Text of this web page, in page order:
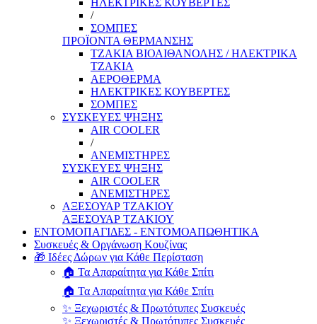
ΗΛΕΚΤΡΙΚΕΣ ΚΟΥΒΕΡΤΕΣ
/
ΣΟΜΠΕΣ
ΠΡΟΪΟΝΤΑ ΘΕΡΜΑΝΣΗΣ
ΤΖΑΚΙΑ ΒΙΟΑΙΘΑΝΟΛΗΣ / ΗΛΕΚΤΡΙΚΑ
ΤΖΑΚΙΑ
ΑΕΡΟΘΕΡΜΑ
ΗΛΕΚΤΡΙΚΕΣ ΚΟΥΒΕΡΤΕΣ
ΣΟΜΠΕΣ
ΣΥΣΚΕΥΕΣ ΨΗΞΗΣ
AIR COOLER
/
ΑΝΕΜΙΣΤΗΡΕΣ
ΣΥΣΚΕΥΕΣ ΨΗΞΗΣ
AIR COOLER
ΑΝΕΜΙΣΤΗΡΕΣ
ΑΞΕΣΟΥΑΡ ΤΖΑΚΙΟΥ
ΑΞΕΣΟΥΑΡ ΤΖΑΚΙΟΥ
ΕΝΤΟΜΟΠΑΓΙΔΕΣ - ΕΝΤΟΜΟΑΠΩΘΗΤΙΚΑ
Συσκευές & Οργάνωση Κουζίνας
🎁 Ιδέες Δώρων για Κάθε Περίσταση
🏠 Τα Απαραίτητα για Κάθε Σπίτι
🏠 Τα Απαραίτητα για Κάθε Σπίτι
✨ Ξεχωριστές & Πρωτότυπες Συσκευές
✨ Ξεχωριστές & Πρωτότυπες Συσκευές